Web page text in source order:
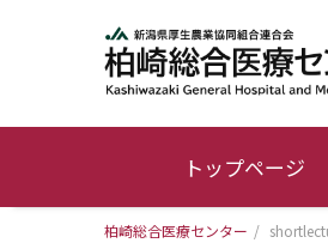
トップページ
柏崎総合医療センター /